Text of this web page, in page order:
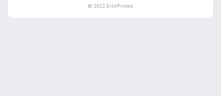
© 2022 SitePromo